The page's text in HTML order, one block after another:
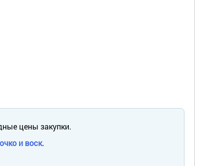
цены закупки.
и воск.